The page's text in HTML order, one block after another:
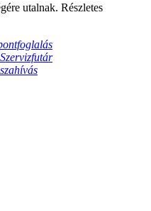
utalnak. Részletes
Szervizfutár